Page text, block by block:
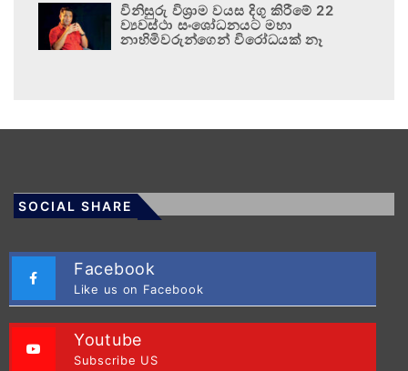
විනිසුරු විශ්‍රාම වයස දිගු කිරීමේ 22
ව්‍යවස්ථා සංශෝධනයට මහා
නාහිමිවරුන්ගෙන් විරෝධයක් නෑ
SOCIAL SHARE
Facebook
Like us on Facebook
Youtube
Subscribe US